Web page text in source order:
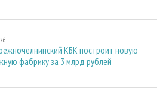
КБК построит новую
фабрику за 3 млрд рублей